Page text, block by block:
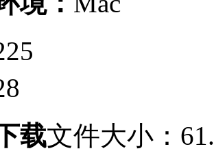
载文件大小：